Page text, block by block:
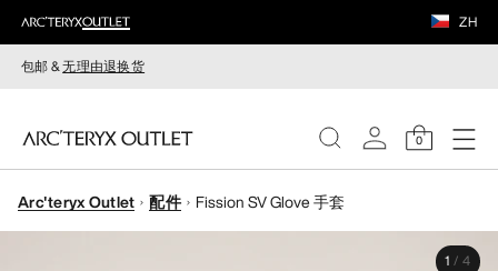
ZH
包邮 &无理由退换货
0
女装
Arc'teryx Outlet 配件 Fission SV Glove 手套
1 / 4